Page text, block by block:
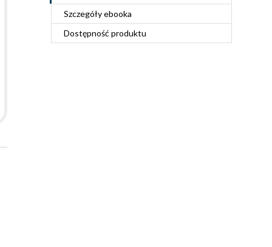
Szczegółyebooka
Dostępność produktu